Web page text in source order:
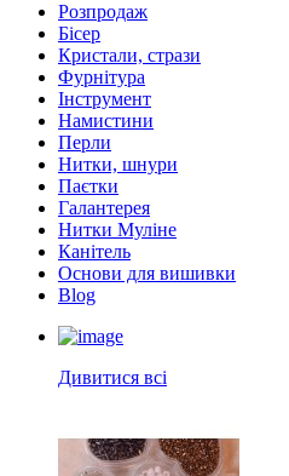
Розпродаж
Бісер
Кристали, стрази
Фурнітура
Інструмент
Намистини
Перли
Нитки, шнури
Паєтки
Галантерея
Нитки Муліне
Канітель
Основи для вишивки
Blog
Дивитися всі